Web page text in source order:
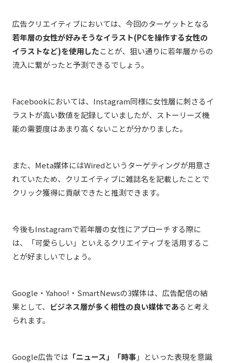
広告クリエイティブにおいては、今回のターゲットとなる
若年層の女性が好みそうなイラスト(PCを操作する女性の
イラストなど)を使用したことが、狙い通りに若年層からの
流入に繋がったと予測できるでしょう。
Facebookにおいては、Instagram同様に女性層に刺さるイ
ラストが高い数値を記録していましたが、ストーリーズ機
能の需要度はあまり高くないことが分かりました。
また、​ Meta媒体にはWiredというターゲティングが用意さ
れていたため、クリエイティブに雑誌名を記載したことで
クリック獲得に貢献できたと推測できます。
今後もInstagramで若年層の女性にアプローチする際に
は、「可愛らしい」といえるクリエイティブを活用するこ
とが好ましいでしょう。
Google・Yahoo!・SmartNewsの3媒体は、広告配信の結
果として、 ビジネス層が多く相性の良い媒体であると考え
られます。
Google広告では 「ニュース」「時事 」といった表現を意識